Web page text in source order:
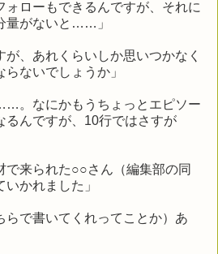
ローもできるんですが、それに
量がないと……」
が、あれくらいしか思いつかなく
ないでしょうか」
。なにかもうちょっとエピソー
るんですが、10行ではさすが
で来られた○○さん（編集部の同
かれました」
らで書いてくれってことか）あ